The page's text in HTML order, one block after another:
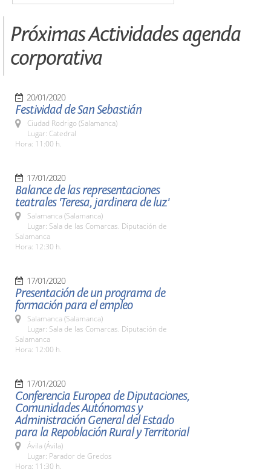
Próximas Actividades agenda
corporativa
20/01/2020
Festividad de San Sebastián
Ciudad Rodrigo (Salamanca)
Lugar: Catedral
Hora: 11:00 h.
17/01/2020
Balance de las representaciones
teatrales 'Teresa, jardinera de luz'
Salamanca (Salamanca)
Lugar: Sala de las Comarcas. Diputación de
Salamanca
Hora: 12:30 h.
17/01/2020
Presentación de un programa de
formación para el empleo
Salamanca (Salamanca)
Lugar: Sala de las Comarcas. Diputación de
Salamanca
Hora: 12:00 h.
17/01/2020
Conferencia Europea de Diputaciones,
Comunidades Autónomas y
Administración General del Estado
para la Repoblación Rural y Territorial
Ávila (Ávila)
Lugar: Parador de Gredos
Hora: 11:30 h.